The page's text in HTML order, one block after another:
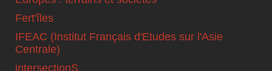
Fert'îles
IFEAC (Institut Français d'Etudes sur l'Asie
Centrale)
intersectionS